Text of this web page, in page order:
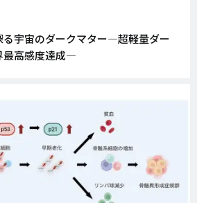
る宇宙のダークマター―超軽量ダー
最高感度達成―